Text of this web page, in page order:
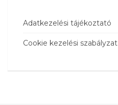
Adatkezelési tájékoztató
Cookie kezelési szabályzat